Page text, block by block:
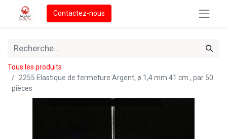
Contactez-nous
Tous les produits
2255 Elastique de fermeture Argent, ø 1,4 mm 41 cm , par 50
pièces